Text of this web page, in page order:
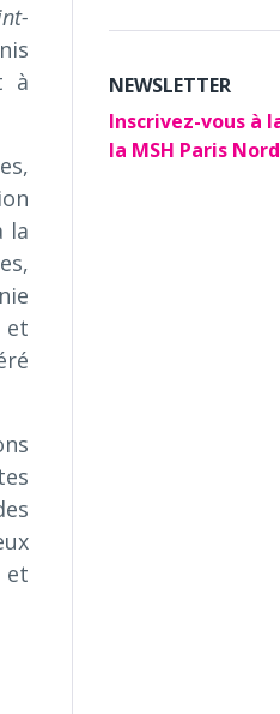
à
la
et
et
NEWSLETTER
Inscrivez-vous à
la MSH Paris